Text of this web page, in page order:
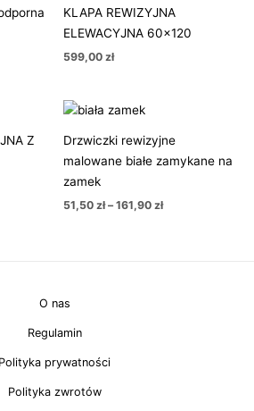
KLAPA REWIZYJNA
ELEWACYJNA 60×120
599,00 zł
Z
Drzwiczki rewizyjne
malowane białe zamykane na
zamek
51,50 zł – 161,90 zł
od
51,50 zł
do
O nas
Regulamin
Polityka prywatności
Polityka zwrotów